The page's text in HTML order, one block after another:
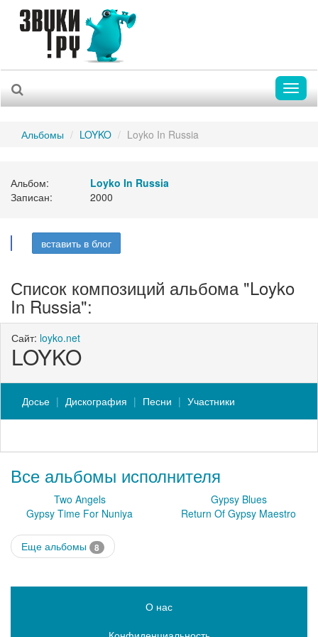
Альбомы LOYKO Loyko In Russia
Альбом:
Loyko In Russia
Записан:
2000
вставить в блог
Список композиций альбома "Loyko
In Russia":
Сайт: loyko.net
LOYKO
Досье Дискография Песни Участники
Все альбомы исполнителя
Two Angels
Gypsy Blues
Gypsy Time For Nuniya
Return Of Gypsy Maestro
Еще альбомы 8
О нас